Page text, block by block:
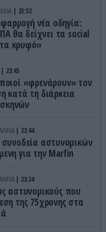
23:52
νέα οδηγία:
θα δείχνει τα social
κρυφό»
23:45
«φρενάρουν» τον
κατά τη διάρκεια
23:44
αστυνομικών
για την Marfin
23:34
αστυνομικούς που
της 75χρονης στα